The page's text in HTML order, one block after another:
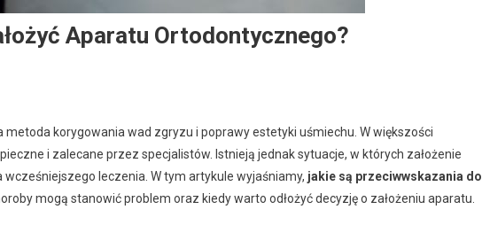
Aparatu Ortodontycznego?
korygowania wad zgryzu i poprawy estetyki uśmiechu. W większości
i zalecane przez specjalistów. Istnieją jednak sytuacje, w których założenie
leczenia. W tym artykule wyjaśniamy, jakie są przeciwwskazania do
mogą stanowić problem oraz kiedy warto odłożyć decyzję o założeniu aparatu.